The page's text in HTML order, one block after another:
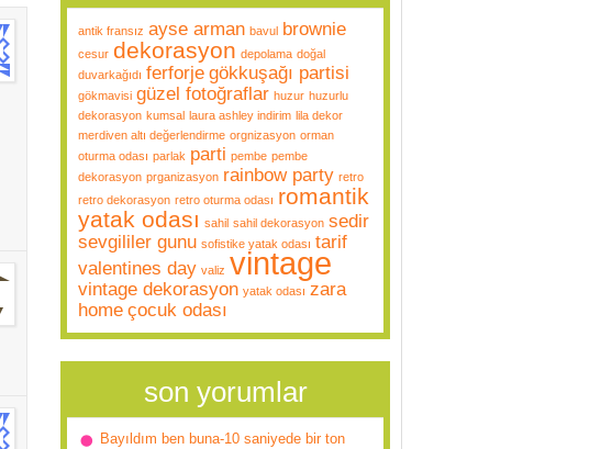
antik fransız ayse arman bavul brownie
cesur dekorasyon depolama doğal
duvarkağıdı ferforje gökkuşağı partisi
gökmavisi güzel fotoğraflar huzur huzurlu
dekorasyon kumsal laura ashley indirim lila dekor
merdiven altı değerlendirme orgnizasyon orman
oturma odası parlak parti pembe pembe
dekorasyon prganizasyon rainbow party retro
retro dekorasyon retro oturma odası romantik
yatak odası sahil sahil dekorasyon sedir
sevgililer gunu sofistike yatak odası tarif
valentines day valiz vintage
vintage dekorasyon yatak odası zara
home çocuk odası
son yorumlar
Bayıldım ben buna-10 saniyede bir ton